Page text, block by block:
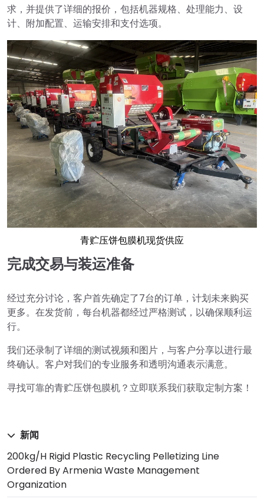
求，并提供了详细的报价，包括机器规格、处理能力、设
计、附加配置、运输安排和支付选项。
青贮压饼包膜机现货供应
完成交易与装运准备
经过充分讨论，客户首先确定了7台的订单，计划未来购买
更多。在发货前，每台机器都经过严格测试，以确保顺利运
行。
我们还录制了详细的测试视频和图片，与客户分享以进行最
终确认。客户对我们的专业服务和透明沟通表示满意。
寻找可靠的青贮压饼包膜机？立即联系我们获取定制方案！
新闻
200kg/h Rigid Plastic Recycling Pelletizing Line
Ordered By Armenia Waste Management
Organization